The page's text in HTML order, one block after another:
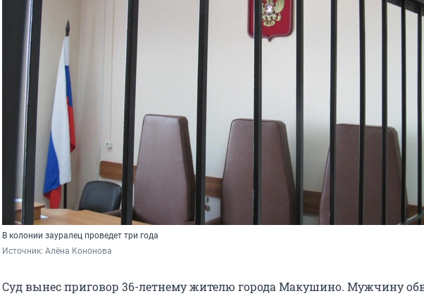
В колонии зауралец проведет три года
Источник: Алёна Кононова
Суд вынес приговор 36-летнему жителю города Макушино. Мужчину